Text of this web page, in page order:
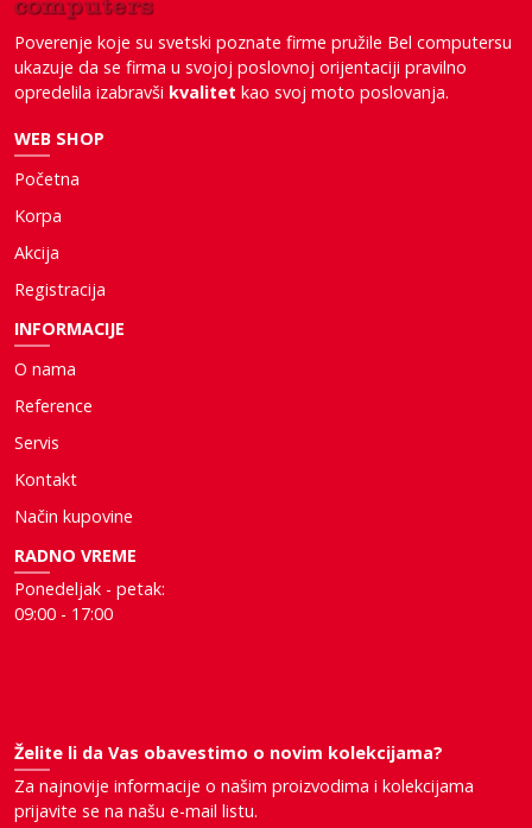
Poverenje koje su svetski poznate firme pružile Bel computersu
ukazuje da se firma u svojoj poslovnoj orijentaciji pravilno
opredelila izabravši kvalitet kao svoj moto poslovanja.
WEB SHOP
Početna
Korpa
Akcija
Registracija
INFORMACIJE
O nama
Reference
Servis
Kontakt
Način kupovine
RADNO VREME
Ponedeljak - petak:
09:00 - 17:00
Želite li da Vas obavestimo o novim kolekcijama?
Za najnovije informacije o našim proizvodima i kolekcijama
prijavite se na našu e-mail listu.